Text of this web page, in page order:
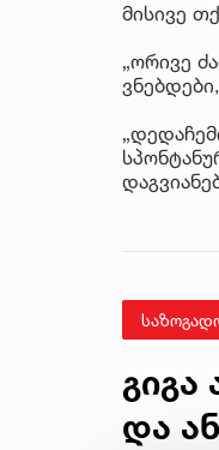
მისივე
„ორივე
გიგა
და